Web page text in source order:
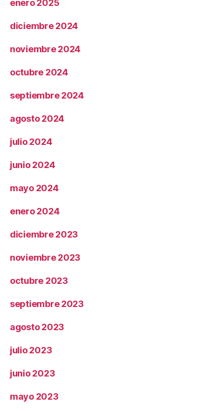
enero 2025
diciembre 2024
noviembre 2024
octubre 2024
septiembre 2024
agosto 2024
julio 2024
junio 2024
mayo 2024
enero 2024
diciembre 2023
noviembre 2023
octubre 2023
septiembre 2023
agosto 2023
julio 2023
junio 2023
mayo 2023